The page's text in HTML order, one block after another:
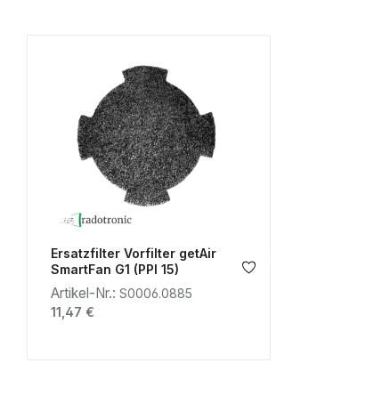
Ersatzfilter Vorfilter getAir
SmartFan G1 (PPI 15)
Artikel-Nr.: S0006.0885
Regulärer Preis:
11,47 €